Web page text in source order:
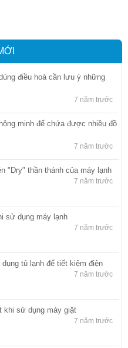
điều hoà cần lưu ý những
7 năm trước
minh để chứa được nhiều đồ
7 năm trước
"Dry" thần thánh của máy lạnh
7 năm trước
sử dụng máy lạnh
7 năm trước
tủ lạnh để tiết kiệm điện
7 năm trước
khi sử dụng máy giặt
7 năm trước